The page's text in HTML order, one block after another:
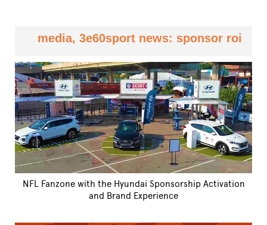
media, 3e60sport news: sponsor roi
NFL Fanzone with the Hyundai Sponsorship Activation
and Brand Experience